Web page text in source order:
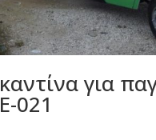
καντίνα για
Ε-021